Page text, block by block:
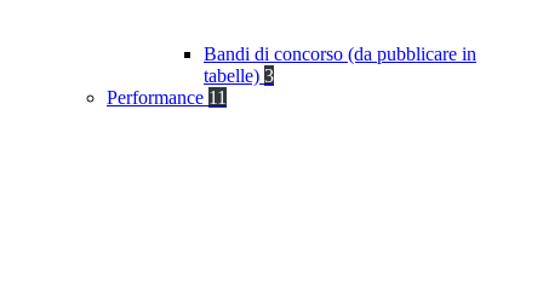
Bandi di concorso (da pubblicare in
tabelle) 3
Performance 11